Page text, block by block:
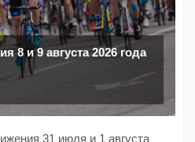
8 и 9 августа 2026 года
31 июля и 1 августа